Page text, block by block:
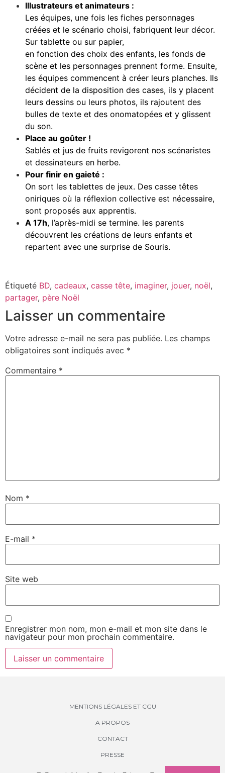
Illustrateurs et animateurs :
Les équipes, une fois les fiches personnages
créées et le scénario choisi, fabriquent leur décor.
Sur tablette ou sur papier,
en fonction des choix des enfants, les fonds de
scène et les personnages prennent forme. Ensuite,
les équipes commencent à créer leurs planches. Ils
décident de la disposition des cases, ils y placent
leurs dessins ou leurs photos, ils rajoutent des
bulles de texte et des onomatopées et y glissent
du son.
Place au goûter !
Sablés et jus de fruits revigorent nos scénaristes
et dessinateurs en herbe.
Pour finir en gaieté :
On sort les tablettes de jeux. Des casse têtes
oniriques où la réflexion collective est nécessaire,
sont proposés aux apprentis.
A 17h, l’après-midi se termine. les parents
découvrent les créations de leurs enfants et
repartent avec une surprise de Souris.
Étiqueté BD, cadeaux, casse tête, imaginer, jouer, noël,
partager, père Noël
Laisser un commentaire
Votre adresse e-mail ne sera pas publiée. Les champs
obligatoires sont indiqués avec *
Commentaire *
Nom *
E-mail *
Site web
Enregistrer mon nom, mon e-mail et mon site dans le
navigateur pour mon prochain commentaire.
MENTIONS LÉGALES ET CGU
A PROPOS
CONTACT
PRESSE